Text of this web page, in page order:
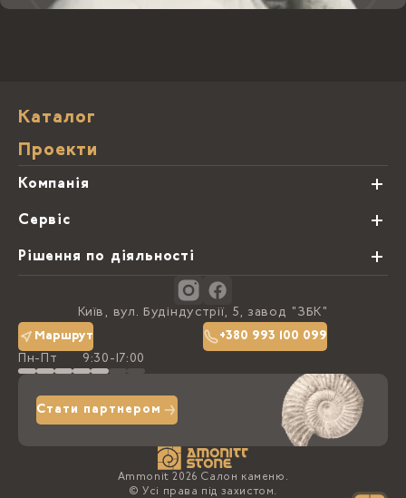
Каталог
Проекти
Компанія
Про нас
Блог
Контакти
Політика конфіденційності
Доставка та оплата
Сервіс
Види обробки каменю
Рішення по діяльності
Київ, вул. Будіндустрії, 5, завод "ЗБК"
Маршрут
+380 993 100 099
Пн-Пт
9:30-17:00
Стати партнером
Ammonit 2026 Салон каменю.
© Усі права під захистом.